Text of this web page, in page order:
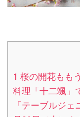
1 桜の開花もも
料理「十二颯」
「テーブルジ